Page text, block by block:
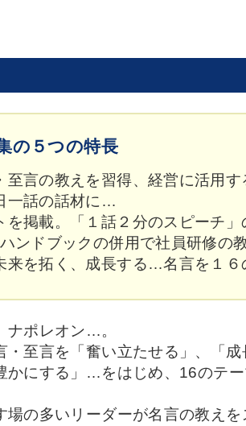
の５つの特長
言の教えを習得、経営に活用す
一話の話材に…
を掲載。「１話２分のスピーチ」
ンドブックの併用で社員研修の
来を拓く、成長する…名言を１
ナポレオン…。
至言を「奮い立たせる」、「
かにする」…をはじめ、16のテ
の多いリーダーが名言の教え